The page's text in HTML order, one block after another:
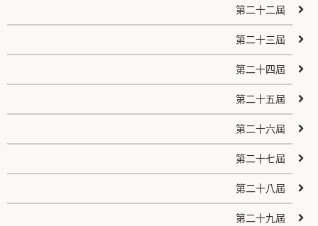
第二十二屆
第二十三屆
第二十四屆
第二十五屆
第二十六屆
第二十七屆
第二十八屆
第二十九屆